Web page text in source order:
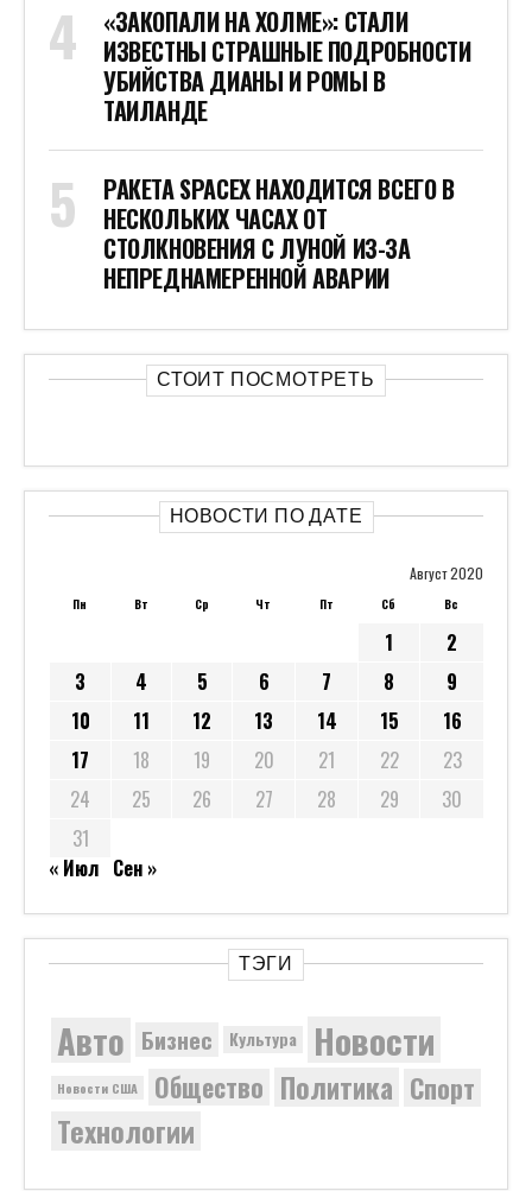
«ЗАКОПАЛИ НА ХОЛМЕ»: СТАЛИ
ИЗВЕСТНЫ СТРАШНЫЕ ПОДРОБНОСТИ
УБИЙСТВА ДИАНЫ И РОМЫ В
ТАИЛАНДЕ
РАКЕТА SPACEX НАХОДИТСЯ ВСЕГО В
НЕСКОЛЬКИХ ЧАСАХ ОТ
СТОЛКНОВЕНИЯ С ЛУНОЙ ИЗ-ЗА
НЕПРЕДНАМЕРЕННОЙ АВАРИИ
СТОИТ ПОСМОТРЕТЬ
НОВОСТИ ПО ДАТЕ
Август 2020
Пн Вт Ср Чт Пт Сб Вс
1
2
3
4 5 6 7 8
9
10
11 12 13 14 15
16
17
18 19 20 21 22
23
24
25 26 27 28 29
30
31
« Июл Сен »
ТЭГИ
Авто Бизнес Культура Новости
Новости США Общество Политика Спорт
Технологии